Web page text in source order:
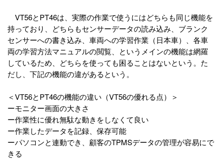
VT56とPT46は、実際の作業で使うにはどちらも同じ機能を
持っており、どちらもセンサーデータの読み込み、ブランク
センサーへの書き込み、車両への学習作業（日本車）、各車
両の学習方法マニュアルの閲覧、というメインの機能は網羅
しているため、どちらを使っても困ることはないという。た
だし、下記の機能の違があるという。
＜VT56とPT46の機能の違い（VT56の優れる点）＞
ーモニター画面の大きさ
ー作業性に優れ無駄な動きをしなくて良い
ー作業したデータを記録、保存可能
ーパソコンと連動でき、顧客のTPMSデータの管理が容易にで
きる